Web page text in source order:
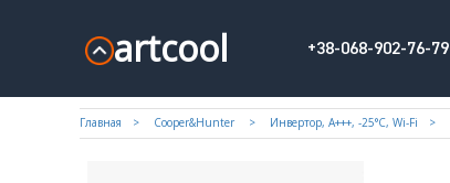
artcool +38-068-902-76-79
Главная Cooper&Hunter Инвертор, А+++, -25°С, Wi-Fi